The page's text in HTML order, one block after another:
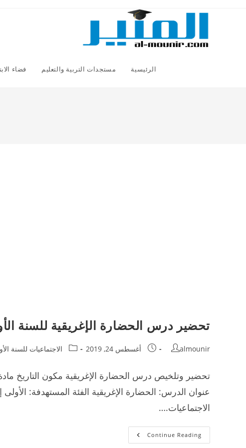
الرئيسية مستجدات التربية والتعليم فضاء
تحضير درس الحضارة الإغريقية للسنة
Post
almounir
Post
أغسطس 24, 2019
Post
الاجتماعيات للسنة
تحضير وتلخيص درس الحضارة الإغريقية مكون التاريخ
عنوان الدرس: الحضارة الإغريقية الفئة المستهدفة:
الاجتماعيات.…
Continue Readingتحضير
درس